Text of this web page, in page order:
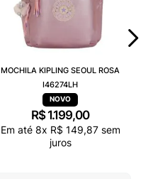
MOCHILA KIPLING SEOUL ROSA
I46274LH
R$ 1.199,00
Em até 8x R$ 149,87sem
juros